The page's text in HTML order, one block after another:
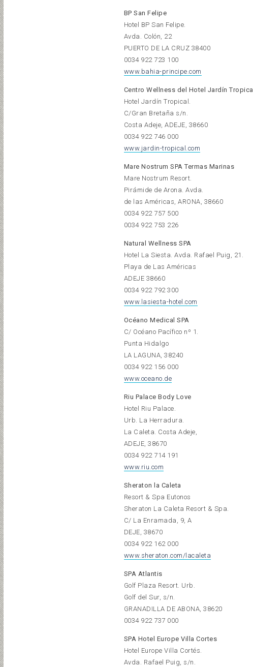
BP San Felipe
Hotel BP San Felipe.
Avda. Colón, 22
PUERTO DE LA CRUZ 38400
0034 922 723 100
www.bahia-principe.com
Centro Wellness del Hotel Jardín Tropical
Hotel Jardín Tropical.
C/Gran Bretaña s/n.
Costa Adeje, ADEJE, 38660
0034 922 746 000
www.jardin-tropical.com
Mare Nostrum SPA Termas Marinas
Mare Nostrum Resort.
Pirámide de Arona. Avda.
de las Américas, ARONA, 38660
0034 922 757 500
0034 922 753 226
Natural Wellness SPA
Hotel La Siesta. Avda. Rafael Puig, 21.
Playa de Las Américas
ADEJE 38660
0034 922 792 300
www.lasiesta-hotel.com
Océano Medical SPA
C/ Océano Pacífico nº 1.
Punta Hidalgo
LA LAGUNA, 38240
0034 922 156 000
www.oceano.de
Riu Palace Body Love
Hotel Riu Palace.
Urb. La Herradura.
La Caleta. Costa Adeje,
ADEJE, 38670
0034 922 714 191
www.riu.com
Sheraton la Caleta
Resort & Spa Eutonos
Sheraton La Caleta Resort & Spa.
C/ La Enramada, 9, A
DEJE, 38670
0034 922 162 000
www.sheraton.com/lacaleta
SPA Atlantis
Golf Plaza Resort. Urb.
Golf del Sur, s/n.
GRANADILLA DE ABONA, 38620
0034 922 737 000
SPA Hotel Europe Villa Cortes
Hotel Europe Villa Cortés.
Avda. Rafael Puig, s/n.